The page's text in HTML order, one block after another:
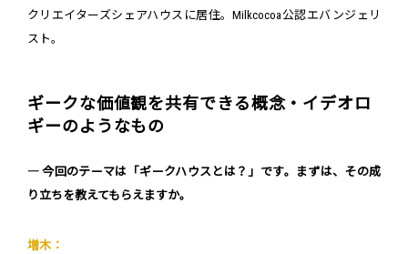
クリエイターズシェアハウスに居住。Milkcocoa公認エバンジェリ
スト。
ギークな価値観を共有できる概念・イデオロ
ギーのようなもの
― 今回のテーマは「ギークハウスとは？」です。まずは、その成
り立ちを教えてもらえますか。
増木：